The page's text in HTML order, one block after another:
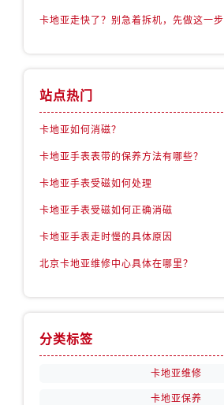
卡地亚走快了？别急着拆机，先做这一步
站点热门
卡地亚如何消磁？
卡地亚手表表带的保养方法有哪些？
卡地亚手表受磁如何处理
卡地亚手表受磁如何正确消磁
卡地亚手表走时慢的具体原因
北京卡地亚维修中心具体在哪里？
分类标签
卡地亚维修
卡地亚保养